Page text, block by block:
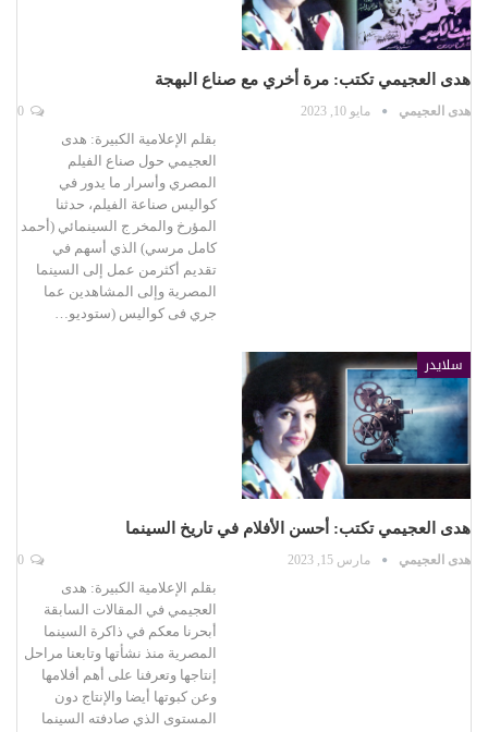
هدى العجيمي تكتب: مرة أخري مع صناع البهجة
هدى العجيمي مايو 10, 2023
بقلم الإعلامية الكبيرة: هدى
العجيمي حول صناع الفيلم
المصري وأسرار ما يدور في
كواليس صناعة الفيلم، حدثنا
المؤرخ والمخر ج السينمائي (أحمد
كامل مرسي) الذي أسهم في
تقديم أكثرمن عمل إلى السينما
المصرية وإلى المشاهدين عما
جري فى كواليس (ستوديو…
سلايدر
هدى العجيمي تكتب: أحسن الأفلام في تاريخ السينما
هدى العجيمي مارس 15, 2023
بقلم الإعلامية الكبيرة: هدى
العجيمي في المقالات السابقة
أبحرنا معكم في ذاكرة السينما
المصرية منذ نشأتها وتابعنا مراحل
إنتاجها وتعرفنا على أهم أفلامها
وعن كبوتها أيضا والإنتاج دون
المستوى الذي صادفته السينما